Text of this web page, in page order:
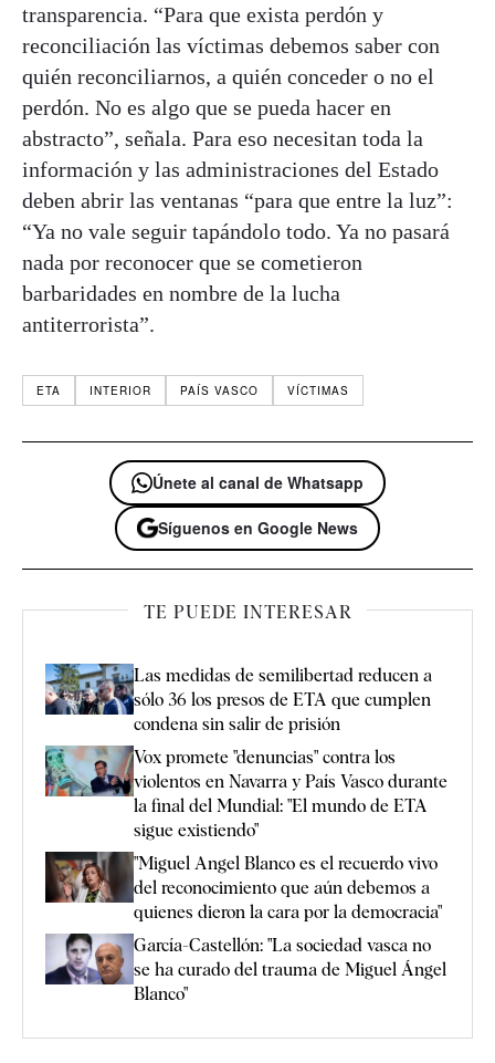
transparencia. “Para que exista perdón y
reconciliación las víctimas debemos saber con
quién reconciliarnos, a quién conceder o no el
perdón. No es algo que se pueda hacer en
abstracto”, señala. Para eso necesitan toda la
información y las administraciones del Estado
deben abrir las ventanas “para que entre la luz”:
“Ya no vale seguir tapándolo todo. Ya no pasará
nada por reconocer que se cometieron
barbaridades en nombre de la lucha
antiterrorista”.
ETA INTERIOR PAÍS VASCO VÍCTIMAS
Únete al canal de Whatsapp
Síguenos en Google News
TE PUEDE INTERESAR
Las medidas de semilibertad reducen a
sólo 36 los presos de ETA que cumplen
condena sin salir de prisión
Vox promete "denuncias" contra los
violentos en Navarra y País Vasco durante
la final del Mundial: "El mundo de ETA
sigue existiendo"
"Miguel Angel Blanco es el recuerdo vivo
del reconocimiento que aún debemos a
quienes dieron la cara por la democracia"
García-Castellón: "La sociedad vasca no
se ha curado del trauma de Miguel Ángel
Blanco"